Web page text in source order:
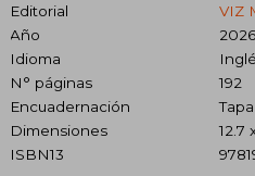
Editorial
VIZ
Año
2026
Idioma
N° páginas
192
Encuadernación
Dimensiones
12.7
ISBN13